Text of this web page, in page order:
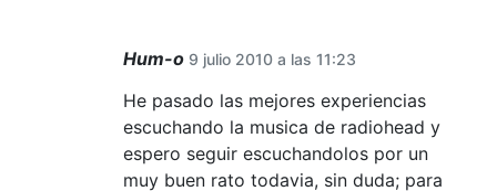
Hum-o 9 julio 2010 a las 11:23
He pasado las mejores experiencias
escuchando la musica de radiohead y
espero seguir escuchandolos por un
muy buen rato todavia, sin duda; para